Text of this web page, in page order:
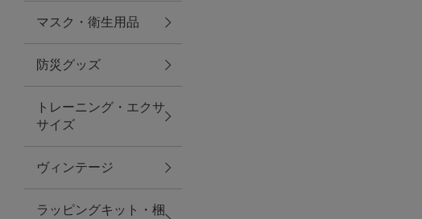
スマホケース・アクセサリー
ポーチ
ステーショナリー
その他
紅茶・フード
マスク・衛生用品
防災グッズ
トレーニング・エクサ
サイズ
ヴィンテージ
ラッピングキット・梱